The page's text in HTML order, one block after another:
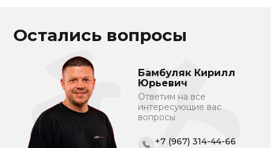
Остались вопросы
Бамбуляк Кирилл
Юрьевич
Ответим на все
интересующие вас
вопросы
+7 (967) 314-44-66